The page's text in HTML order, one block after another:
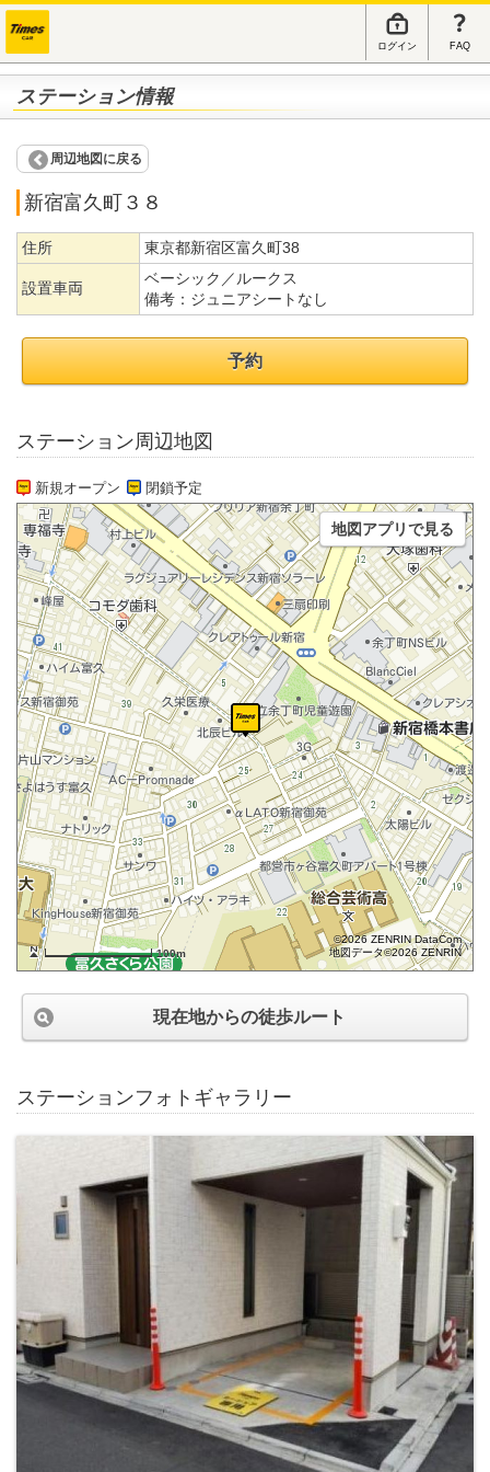
ログイン FAQ
ステーション情報
周辺地図に戻る
新宿富久町３８
住所 東京都新宿区富久町38
設置車両
ベーシック／ルークス
備考： ジュニアシートなし
予約
ステーション周辺地図
新規オープン 閉鎖予定
100m
©2026 ZENRIN DataCom
地図データ©2026 ZENRIN
地図アプリで見る
現在地からの徒歩ルート
ステーションフォトギャラリー